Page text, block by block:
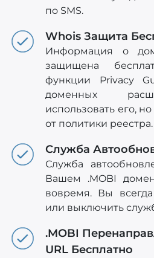
по SMS.
Whois Защита
Информация о
защищена
функции Privacy
доменных
использовать его,
от политики реестра.
Служба
Служба
Вашем .MOBI
вовремя. Вы
или выключить
.MOBI
URL Бесплатно